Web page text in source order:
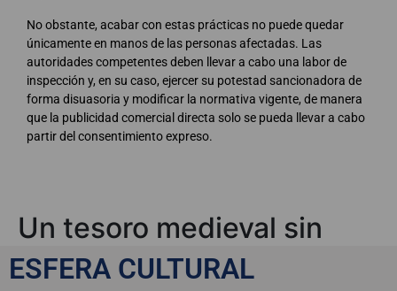
No obstante, acabar con estas prácticas no puede quedar
únicamente en manos de las personas afectadas. Las
autoridades competentes deben llevar a cabo una labor de
inspección y, en su caso, ejercer su potestad sancionadora de
forma disuasoria y modificar la normativa vigente, de manera
que la publicidad comercial directa solo se pueda llevar a cabo
partir del consentimiento expreso.
Un tesoro medieval sin
parangón en el mundo
ESFERA CULTURAL